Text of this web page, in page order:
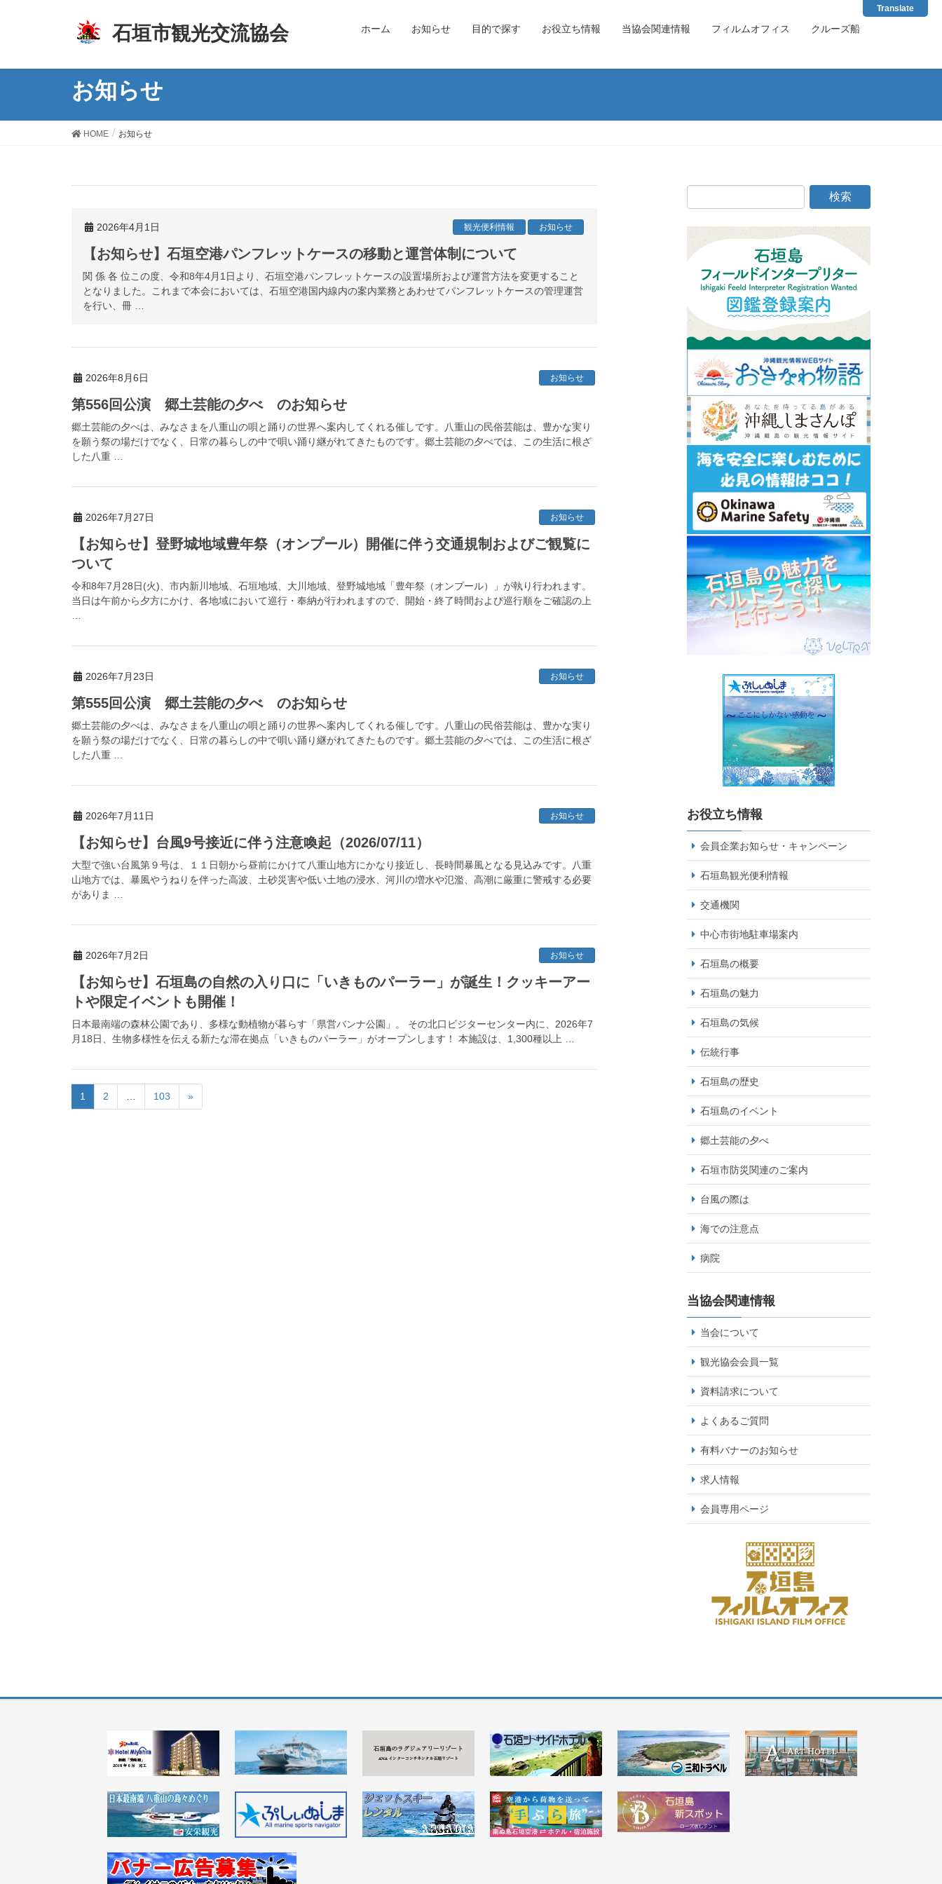
石垣市観光交流協会 ホーム お知らせ 目的で探す お役立ち情報 当協会関連情報 フィルムオフィス クルーズ船
お知らせ
HOME お知らせ
2026年4月1日 お知らせ
観光便利情報
【お知らせ】石垣空港パンフレットケースの移動と運営体制について
関 係 各 位この度、令和8年4月1日より、石垣空港パンフレットケースの設置場所および運営方法を変更すること
となりました。これまで本会においては、石垣空港国内線内の案内業務とあわせてパンフレットケースの管理運営
を行い、冊 …
2026年8月6日 お知らせ
第556回公演 郷土芸能の夕べ のお知らせ
郷土芸能の夕べは、みなさまを八重山の唄と踊りの世界へ案内してくれる催しです。八重山の民俗芸能は、豊かな実り
を願う祭の場だけでなく、日常の暮らしの中で唄い踊り継がれてきたものです。郷土芸能の夕べでは、この生活に根ざ
した八重 …
2026年7月27日 お知らせ
【お知らせ】登野城地域豊年祭（オンプール）開催に伴う交通規制およびご観覧に
ついて
令和8年7月28日(火)、市内新川地域、石垣地域、大川地域、登野城地域「豊年祭（オンプール）」が執り行われます。
当日は午前から夕方にかけ、各地域において巡行・奉納が行われますので、開始・終了時間および巡行順をご確認の上
2026年7月23日 お知らせ
第555回公演 郷土芸能の夕べ のお知らせ
郷土芸能の夕べは、みなさまを八重山の唄と踊りの世界へ案内してくれる催しです。八重山の民俗芸能は、豊かな実り
を願う祭の場だけでなく、日常の暮らしの中で唄い踊り継がれてきたものです。郷土芸能の夕べでは、この生活に根ざ
した八重 …
2026年7月11日 お知らせ
【お知らせ】台風9号接近に伴う注意喚起（2026/07/11）
大型で強い台風第９号は、１１日朝から昼前にかけて八重山地方にかなり接近し、長時間暴風となる見込みです。八重
山地方では、暴風やうねりを伴った高波、土砂災害や低い土地の浸水、河川の増水や氾濫、高潮に厳重に警戒する必要
がありま …
2026年7月2日 お知らせ
【お知らせ】石垣島の自然の入り口に「いきものパーラー」が誕生！クッキーアー
トや限定イベントも開催！
日本最南端の森林公園であり、多様な動植物が暮らす「県営バンナ公園」。 その北口ビジターセンター内に、2026年7
月18日、生物多様性を伝える新たな滞在拠点「いきものパーラー」がオープンします！ 本施設は、1,300種以上 …
1 2 103 »
お役立ち情報
会員企業お知らせ・キャンペーン
石垣島観光便利情報
交通機関
中心市街地駐車場案内
石垣島の概要
石垣島の魅力
石垣島の気候
伝統行事
石垣島の歴史
石垣島のイベント
郷土芸能の夕べ
石垣市防災関連のご案内
台風の際は
海での注意点
病院
当協会関連情報
当会について
観光協会会員一覧
資料請求について
よくあるご質問
有料バナーのお知らせ
求人情報
会員専用ページ
Translate